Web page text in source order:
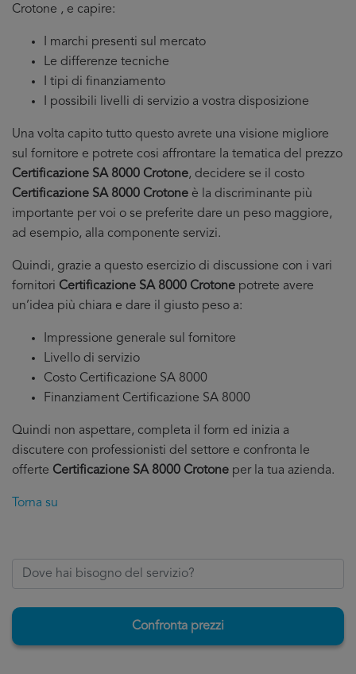
Crotone , e capire:
I marchi presenti sul mercato
Le differenze tecniche
I tipi di finanziamento
I possibili livelli di servizio a vostra disposizione
Una volta capito tutto questo avrete una visione migliore
sul fornitore e potrete cosi affrontare la tematica del prezzo
Certificazione SA 8000 Crotone, decidere se il costo
Certificazione SA 8000 Crotone è la discriminante più
importante per voi o se preferite dare un peso maggiore,
ad esempio, alla componente servizi.
Quindi, grazie a questo esercizio di discussione con i vari
fornitori Certificazione SA 8000 Crotone potrete avere
un’idea più chiara e dare il giusto peso a:
Impressione generale sul fornitore
Livello di servizio
Costo Certificazione SA 8000
Finanziament Certificazione SA 8000
Quindi non aspettare, completa il form ed inizia a
discutere con professionisti del settore e confronta le
offerte Certificazione SA 8000 Crotone per la tua azienda.
Torna su
Confronta prezzi